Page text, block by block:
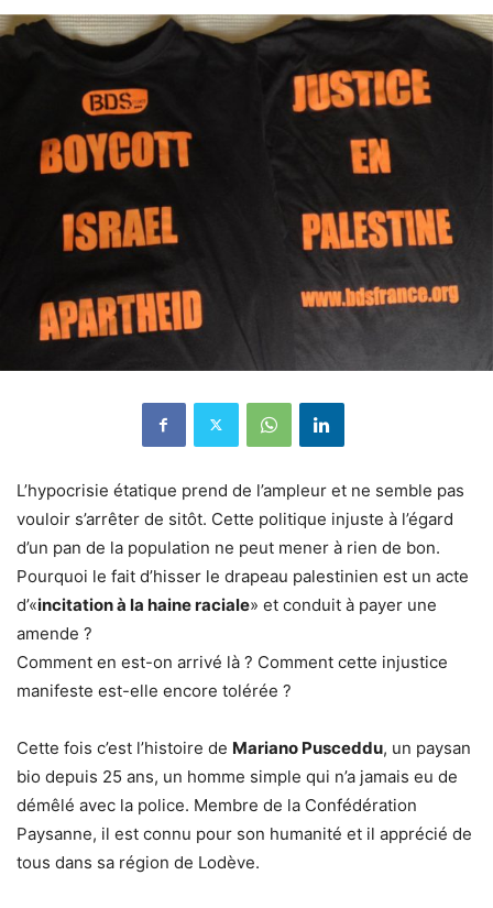
L’hypocrisie étatique prend de l’ampleur et ne semble pas
vouloir s’arrêter de sitôt. Cette politique injuste à l’égard
d’un pan de la population ne peut mener à rien de bon.
Pourquoi le fait d’hisser le drapeau palestinien est un acte
d’«incitation à la haine raciale» et conduit à payer une
amende ?
Comment en est-on arrivé là ? Comment cette injustice
manifeste est-elle encore tolérée ?
Cette fois c’est l’histoire de Mariano Pusceddu, un paysan
bio depuis 25 ans, un homme simple qui n’a jamais eu de
démêlé avec la police. Membre de la Confédération
Paysanne, il est connu pour son humanité et il apprécié de
tous dans sa région de Lodève.